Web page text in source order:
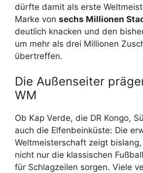
dürfte damit als erste
Marke von sechs Millionen
deutlich knacken und den
um mehr als drei Millionen
übertreffen.
Die Außenseiter
WM
Ob Kap Verde, die DR Kongo,
auch die Elfenbeinküste: Die
Weltmeisterschaft zeigt
nicht nur die klassischen
für Schlagzeilen sorgen. Viele